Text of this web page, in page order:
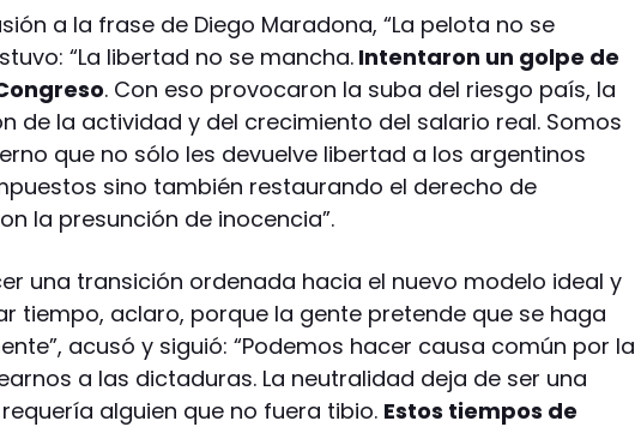
a la frase de Diego Maradona, “La pelota no se
“La libertad no se mancha. Intentaron un golpe de
. Con eso provocaron la suba del riesgo país, la
de la actividad y del crecimiento del salario real. Somos
que no sólo les devuelve libertad a los argentinos
sino también restaurando el derecho de
la presunción de inocencia”.
una transición ordenada hacia el nuevo modelo ideal y
tiempo, aclaro, porque la gente pretende que se haga
acusó y siguió: “Podemos hacer causa común por la
a las dictaduras. La neutralidad deja de ser una
alguien que no fuera tibio. Estos tiempos de